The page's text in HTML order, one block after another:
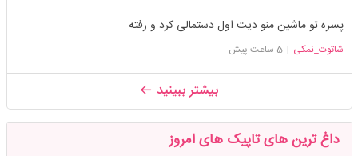
پسره تو ماشین منو دیت اول دستمالی کرد و رفته
شاتوت_نمکی | 5 ساعت پیش
بیشتر ببینید
داغ ترین های تاپیک های امروز